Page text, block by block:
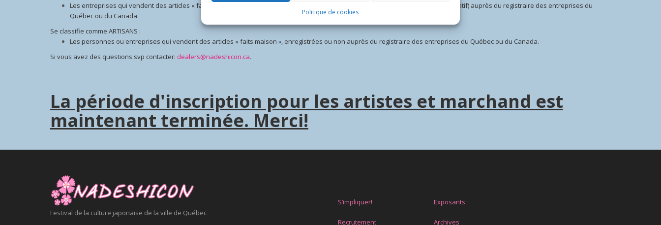
Politique de cookies
Les entreprises qui vendent des articles « faits maison », et enregistrées comme compagnie (c-a-d une personne morale à but lucratif) auprès du registraire des entreprises du
Québec ou du Canada.
Se classifie comme ARTISANS :
Les personnes ou entreprises qui vendent des articles « faits maison », enregistrées ou non auprès du registraire des entreprises du Québec ou du Canada.
Si vous avez des questions svp contacter: dealers@nadeshicon.ca.
La période d'inscription pour les artistes et marchand est
maintenant terminée. Merci!
Festival de la culture japonaise de la ville de Québec
S’impliquer!
Recrutement
Exposants
Archives